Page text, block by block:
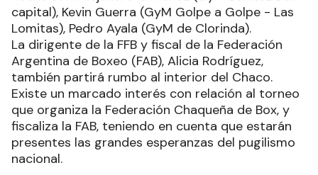
capital), Kevin Guerra (GyM Golpe a Golpe - Las
Lomitas), Pedro Ayala (GyM de Clorinda).
La dirigente de la FFB y fiscal de la Federación
Argentina de Boxeo (FAB), Alicia Rodríguez,
también partirá rumbo al interior del Chaco.
Existe un marcado interés con relación al torneo
que organiza la Federación Chaqueña de Box, y
fiscaliza la FAB, teniendo en cuenta que estarán
presentes las grandes esperanzas del pugilismo
nacional.